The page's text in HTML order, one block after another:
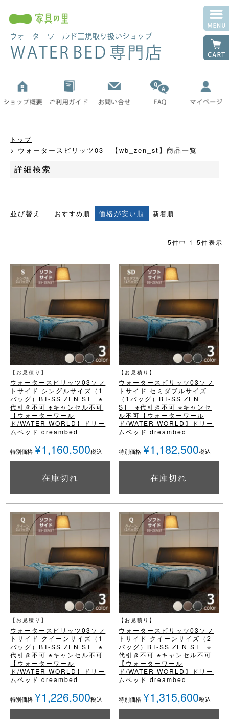
トップ
ウォータースピリッツ03 【wb_zen_st】商品一覧
詳細検索
並び順
登録順
価格が安い順
優先度順
レビュー順
検索
並び替え おすすめ順 価格が安い順 新着順
5件中 1 -5件表示
【お見積り】
ウォータースピリッツ03 ソフ
トサイド シングルサイズ（1
バッグ） BT-SS ZEN ST ※
代引き不可 ※キャンセル不可
【ウォーターワール
ド/WATER WORLD】
ドリー
ムベッド dreambed
特別価格 ¥1,160,500税込
在庫切れ
詳細を見る
【お見積り】
ウォータースピリッツ03 ソフ
トサイド セミダブルサイズ
（1バッグ） BT-SS ZEN
ST ※代引き不可 ※キャンセ
ル不可 【ウォーターワール
ド/WATER WORLD】
ドリー
ムベッド dreambed
特別価格 ¥1,182,500税込
在庫切れ
詳細を見る
【お見積り】
ウォータースピリッツ03 ソフ
トサイド クイーンサイズ（1
バッグ） BT-SS ZEN ST ※
代引き不可 ※キャンセル不可
【ウォーターワール
ド/WATER WORLD】
ドリー
ムベッド dreambed
特別価格 ¥1,226,500税込
【お見積り】
ウォータースピリッツ03 ソフ
トサイド クイーンサイズ（2
バッグ） BT-SS ZEN ST ※
代引き不可 ※キャンセル不可
【ウォーターワール
ド/WATER WORLD】
ドリー
ムベッド dreambed
特別価格 ¥1,315,600税込